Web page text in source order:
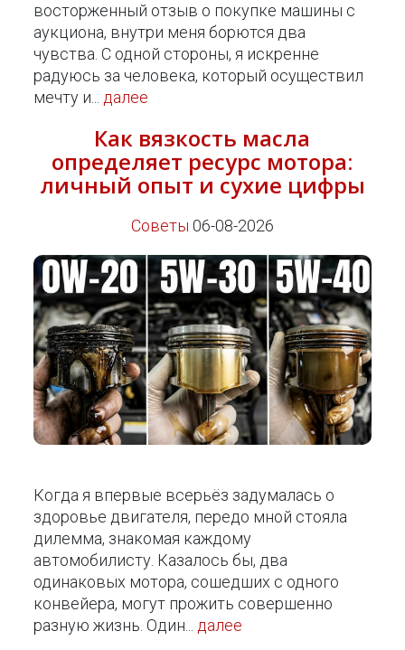
восторженный отзыв о покупке машины с
аукциона, внутри меня борются два
чувства. С одной стороны, я искренне
радуюсь за человека, который осуществил
мечту и... далее
Как вязкость масла
определяет ресурс мотора:
личный опыт и сухие цифры
Советы 06-08-2026
Когда я впервые всерьёз задумалась о
здоровье двигателя, передо мной стояла
дилемма, знакомая каждому
автомобилисту. Казалось бы, два
одинаковых мотора, сошедших с одного
конвейера, могут прожить совершенно
разную жизнь. Один... далее